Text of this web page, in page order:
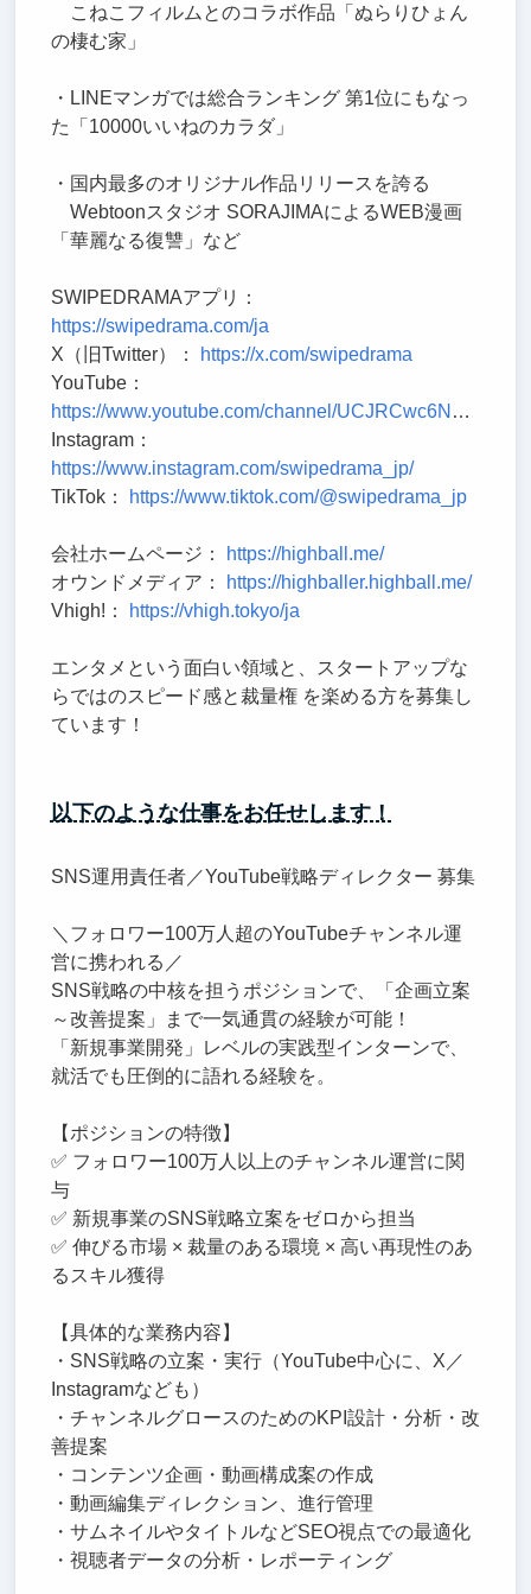
こねこフィルムとのコラボ作品「ぬらりひょん
の棲む家」
・LINEマンガでは総合ランキング 第1位にもなっ
た「10000いいねのカラダ」
・国内最多のオリジナル作品リリースを誇る
Webtoonスタジオ SORAJIMAによるWEB漫画
「華麗なる復讐」など
SWIPEDRAMAアプリ：
https://swipedrama.com/ja
X（旧Twitter）：
https://x.com/swipedrama
YouTube：
https://www.youtube.com/channel/UCJRCwc6NFICvkiyc7ZERdfQ
Instagram：
https://www.instagram.com/swipedrama_jp/
TikTok：
https://www.tiktok.com/@swipedrama_jp
会社ホームページ：
https://highball.me/
オウンドメディア：
https://highballer.highball.me/
Vhigh!：
https://vhigh.tokyo/ja
エンタメという面白い領域と、スタートアップな
らではのスピード感と裁量権 を楽める方を募集し
ています！
以下のような仕事をお任せします！
SNS運用責任者／YouTube戦略ディレクター 募集
＼フォロワー100万人超のYouTubeチャンネル運
営に携われる／
SNS戦略の中核を担うポジションで、「企画立案
～改善提案」まで一気通貫の経験が可能！
「新規事業開発」レベルの実践型インターンで、
就活でも圧倒的に語れる経験を。
【ポジションの特徴】
✅ フォロワー100万人以上のチャンネル運営に関
与
✅ 新規事業のSNS戦略立案をゼロから担当
✅ 伸びる市場 × 裁量のある環境 × 高い再現性のあ
るスキル獲得
【具体的な業務内容】
・SNS戦略の立案・実行（YouTube中心に、X／
Instagramなども）
・チャンネルグロースのためのKPI設計・分析・改
善提案
・コンテンツ企画・動画構成案の作成
・動画編集ディレクション、進行管理
・サムネイルやタイトルなどSEO視点での最適化
・視聴者データの分析・レポーティング